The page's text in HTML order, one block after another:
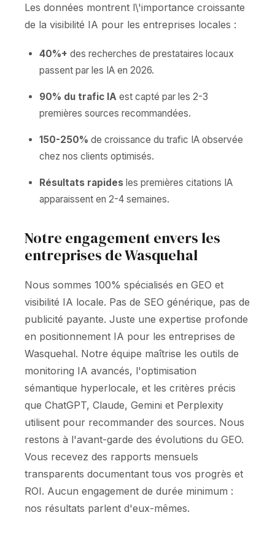
Les données montrent l\'importance croissante
de la visibilité IA pour les entreprises locales :
40%+ des recherches de prestataires locaux
passent par les IA en 2026.
90% du trafic IA est capté par les 2-3
premières sources recommandées.
150-250% de croissance du trafic IA observée
chez nos clients optimisés.
Résultats rapides les premières citations IA
apparaissent en 2-4 semaines.
Notre engagement envers les
entreprises de Wasquehal
Nous sommes 100% spécialisés en GEO et
visibilité IA locale. Pas de SEO générique, pas de
publicité payante. Juste une expertise profonde
en positionnement IA pour les entreprises de
Wasquehal. Notre équipe maîtrise les outils de
monitoring IA avancés, l'optimisation
sémantique hyperlocale, et les critères précis
que ChatGPT, Claude, Gemini et Perplexity
utilisent pour recommander des sources. Nous
restons à l'avant-garde des évolutions du GEO.
Vous recevez des rapports mensuels
transparents documentant tous vos progrès et
ROI. Aucun engagement de durée minimum :
nos résultats parlent d'eux-mêmes.